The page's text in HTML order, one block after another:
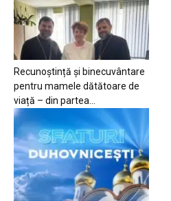
Recunoștință și binecuvântare
pentru mamele dătătoare de
viață – din partea...